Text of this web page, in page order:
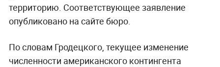
территорию. Соответствующее заявление
опубликовано на сайте бюро.
По словам Гродецкого, текущее изменение
численности американского контингента